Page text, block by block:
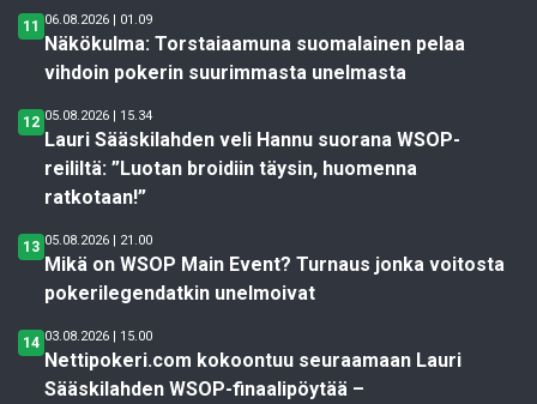
11 06.08.2026 | 01.09
Näkökulma: Torstaiaamuna suomalainen pelaa
vihdoin pokerin suurimmasta unelmasta
12 05.08.2026 | 15.34
Lauri Sääskilahden veli Hannu suorana WSOP-
reililtä: ”Luotan broidiin täysin, huomenna
ratkotaan!”
13 05.08.2026 | 21.00
Mikä on WSOP Main Event? Turnaus jonka voitosta
pokerilegendatkin unelmoivat
14 03.08.2026 | 15.00
Nettipokeri.com kokoontuu seuraamaan Lauri
Sääskilahden WSOP-finaalipöytää –